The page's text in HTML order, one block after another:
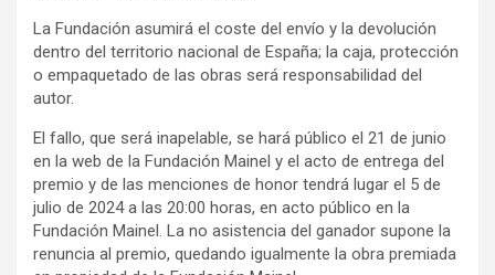
La Fundación asumirá el coste del envío y la devolución
dentro del territorio nacional de España; la caja, protección
o empaquetado de las obras será responsabilidad del
autor.
El fallo, que será inapelable, se hará público el 21 de junio
en la web de la Fundación Mainel y el acto de entrega del
premio y de las menciones de honor tendrá lugar el 5 de
julio de 2024 a las 20:00 horas, en acto público en la
Fundación Mainel. La no asistencia del ganador supone la
renuncia al premio, quedando igualmente la obra premiada